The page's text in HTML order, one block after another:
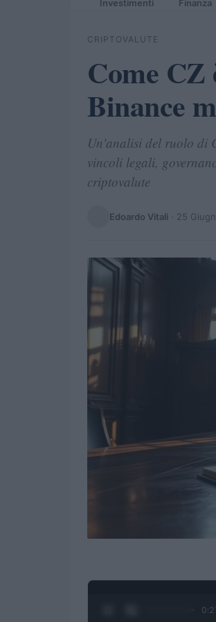
Investimenti Finanza
CRIPTOVALUTE
Come
Binance
Un'analisi del ruolo di
vincoli legali,
criptovalute
Edoardo Vitali · 25